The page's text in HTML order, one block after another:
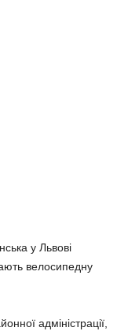
у Львові
велосипедну
адміністрації,